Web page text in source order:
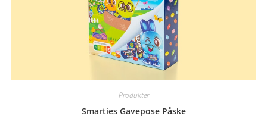
Produkter
Smarties Gavepose Påske